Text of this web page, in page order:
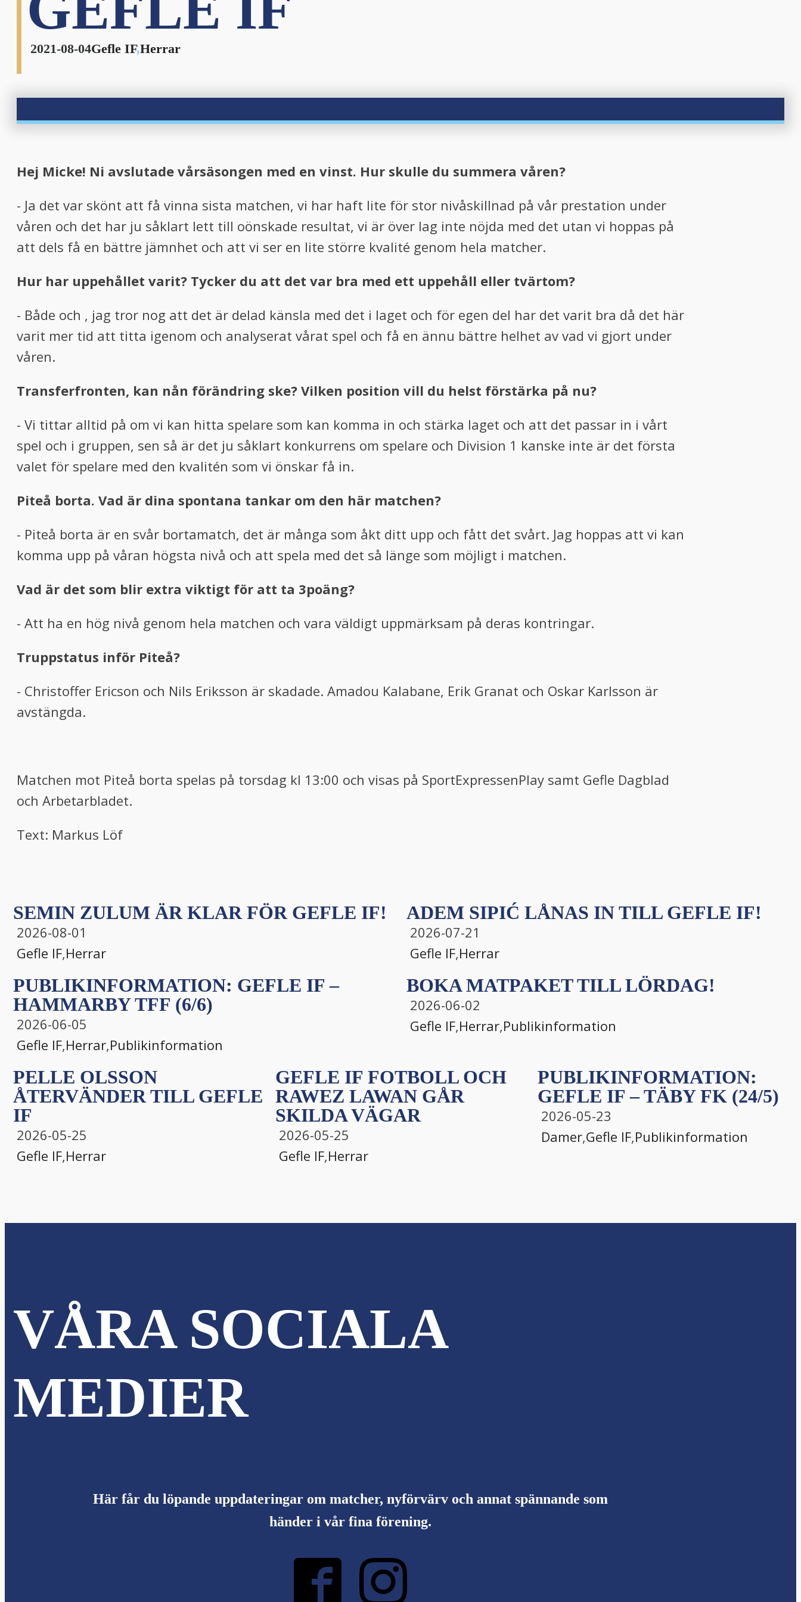
2021-08-04Gefle IF,Herrar
Hej Micke! Ni avslutade vårsäsongen med en vinst. Hur skulle du summera våren?
- Ja det var skönt att få vinna sista matchen, vi har haft lite för stor nivåskillnad på vår prestation under
våren och det har ju såklart lett till oönskade resultat, vi är över lag inte nöjda med det utan vi hoppas på
att dels få en bättre jämnhet och att vi ser en lite större kvalité genom hela matcher.
Hur har uppehållet varit? Tycker du att det var bra med ett uppehåll eller tvärtom?
- Både och , jag tror nog att det är delad känsla med det i laget och för egen del har det varit bra då det här
varit mer tid att titta igenom och analyserat vårat spel och få en ännu bättre helhet av vad vi gjort under
våren.
Transferfronten, kan nån förändring ske? Vilken position vill du helst förstärka på nu?
- Vi tittar alltid på om vi kan hitta spelare som kan komma in och stärka laget och att det passar in i vårt
spel och i gruppen, sen så är det ju såklart konkurrens om spelare och Division 1 kanske inte är det första
valet för spelare med den kvalitén som vi önskar få in.
Piteå borta. Vad är dina spontana tankar om den här matchen?
- Piteå borta är en svår bortamatch, det är många som åkt ditt upp och fått det svårt. Jag hoppas att vi kan
komma upp på våran högsta nivå och att spela med det så länge som möjligt i matchen.
Vad är det som blir extra viktigt för att ta 3poäng?
- Att ha en hög nivå genom hela matchen och vara väldigt uppmärksam på deras kontringar.
Truppstatus inför Piteå?
- Christoffer Ericson och Nils Eriksson är skadade. Amadou Kalabane, Erik Granat och Oskar Karlsson är
avstängda.
Matchen mot Piteå borta spelas på torsdag kl 13:00 och visas på SportExpressenPlay samt Gefle Dagblad
och Arbetarbladet.
Text: Markus Löf
SEMIN ZULUM ÄR KLAR FÖR GEFLE IF!
2026-08-01
Gefle IF,Herrar
ADEM SIPIĆ LÅNAS IN TILL GEFLE IF!
2026-07-21
Gefle IF,Herrar
PUBLIKINFORMATION: GEFLE IF –
HAMMARBY TFF (6/6)
2026-06-05
Gefle IF,Herrar,Publikinformation
BOKA MATPAKET TILL LÖRDAG!
2026-06-02
Gefle IF,Herrar,Publikinformation
PELLE OLSSON
ÅTERVÄNDER TILL GEFLE
IF
2026-05-25
Gefle IF,Herrar
GEFLE IF FOTBOLL OCH
RAWEZ LAWAN GÅR
SKILDA VÄGAR
2026-05-25
Gefle IF,Herrar
PUBLIKINFORMATION:
GEFLE IF – TÄBY FK (24/5)
2026-05-23
Damer,Gefle IF,Publikinformation
VÅRA SOCIALA
MEDIER
Här får du löpande uppdateringar om matcher, nyförvärv och annat spännande som
händer i vår fina förening.